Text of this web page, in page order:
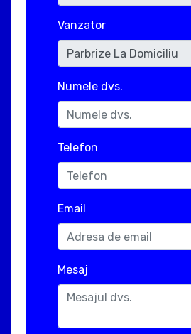
Vanzator
Numele dvs.
Telefon
Email
Mesaj